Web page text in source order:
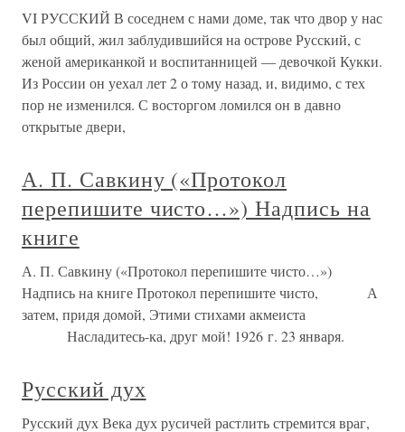
VI РУССКИЙ В соседнем с нами доме, так что двор у нас
был общий, жил заблудившийся на острове Русский, с
женой американкой и воспитанницей — девочкой Кукки.
Из России он уехал лет 2 о тому назад, и, видимо, с тех
пор не изменился. С восторгом ломился он в давно
открытые двери,
А. П. Савкину («Протокол
перепишите чисто…») Надпись на
книге
А. П. Савкину («Протокол перепишите чисто…»)
Надпись на книге Протокол перепишите чисто, А
затем, придя домой, Этими стихами акмеиста
Насладитесь-ка, друг мой! 1926 г. 23 января.
Русский дух
Русский дух Века дух русичей растлить стремится враг,